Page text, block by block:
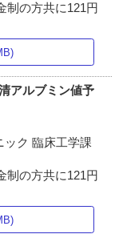
制の方共に121円
アルブミン値予
ック 臨床工学課
制の方共に121円